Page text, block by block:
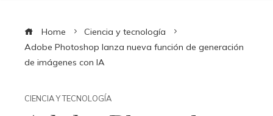
Home
Ciencia y tecnología
Adobe Photoshop lanza nueva función de generación
de imágenes con IA
CIENCIA Y TECNOLOGÍA